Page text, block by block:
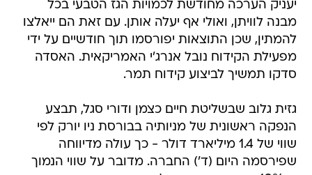
להמתין, שכן התוצאות יפורסמו תוך חודשיים על ידי
מפעילת הקידוח נובל אנרג'י האמריקאית. האסדה
סדקו תמשיך לביצוע קידוח תמר.
גזית גלוב שבשליטת חיים כצמן ודורי סגל, תבצע
שווי של 1.4 מיליארד דולר - כך עולה מדיווחה
שפירסמה היום (ד') החברה. מדובר על שווי הנמוך
ב-10% מהשווי הראשוני לפיו התכוונה החברה
להנפיק. במסגרת ההנפקה, תגייס גזית 81 מיליון דולר,